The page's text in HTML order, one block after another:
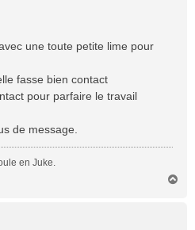
une toute petite lime pour
fasse bien contact
pour parfaire le travail
de message.
en Juke.